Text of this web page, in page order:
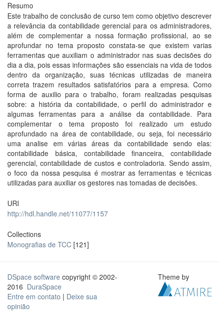
Resumo
Este trabalho de conclusão de curso tem como objetivo descrever
a relevância da contabilidade gerencial para os administradores,
além de complementar a nossa formação profissional, ao se
aprofundar no tema proposto constata-se que existem varias
ferramentas que auxiliam o administrador nas suas decisões do
dia a dia, pois essas informações são essenciais na vida de todos
dentro da organização, suas técnicas utilizadas de maneira
correta trazem resultados satisfatórios para a empresa. Como
forma de auxilio para o trabalho, foram realizadas pesquisas
sobre: a história da contabilidade, o perfil do administrador e
algumas ferramentas para a análise da contabilidade. Para
complementar o tema proposto foi realizado um estudo
aprofundado na área de contabilidade, ou seja, foi necessário
uma analise em várias áreas da contabilidade sendo elas:
contabilidade básica, contabilidade financeira, contabilidade
gerencial, contabilidade de custos e controladoria. Sendo assim,
o foco da nossa pesquisa é mostrar as ferramentas e técnicas
utilizadas para auxiliar os gestores nas tomadas de decisões.
URI
http://hdl.handle.net/11077/1157
Collections
Monografias de TCC [121]
DSpace software copyright © 2002-
2016 DuraSpace
Entre em contato | Deixe sua
opinião
Theme by